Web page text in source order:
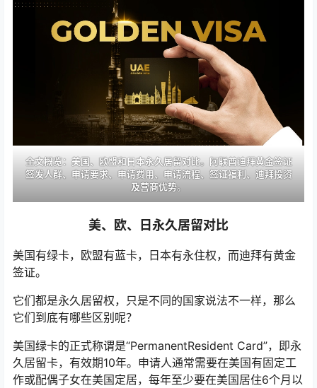
全文概览：美国、欧盟和日本永久居留对比。阿联酋迪拜黄金签证
签发人群、申请要求、申请费用、申请流程、签证福利、迪拜投资
及营商优势。
美、欧、日永久居留对比
美国有绿卡，欧盟有蓝卡，日本有永住权，而迪拜有黄金
签证。
它们都是永久居留权，只是不同的国家说法不一样，那么
它们到底有哪些区别呢？
美国绿卡的正式称谓是“PermanentResident Card”，即永
久居留卡，有效期10年。申请人通常需要在美国有固定工
作或配偶子女在美国定居，每年至少要在美国居住6个月以